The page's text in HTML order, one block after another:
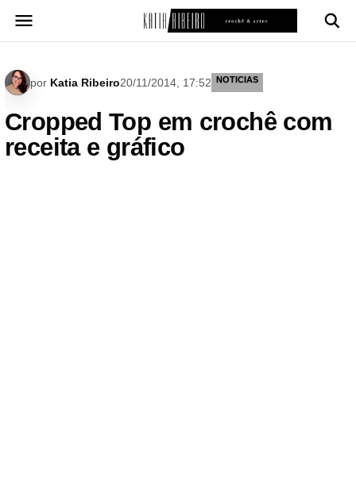
para
por Katia Ribeiro20/11/2014, 17:52 NOTICIAS
Cropped Top em crochê com
receita e gráfico